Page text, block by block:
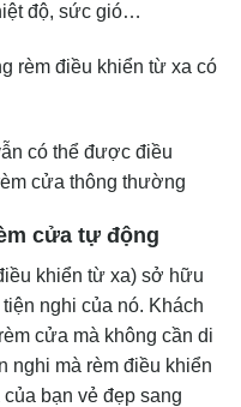
độ, sức gió…
rèm điều khiển từ xa có
có thể được điều
cửa thông thường
cửa tự động
khiển từ xa) sở hữu
nghi của nó. Khách
cửa mà không cần di
nghi mà rèm điều khiển
bạn vẻ đẹp sang